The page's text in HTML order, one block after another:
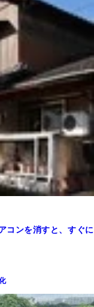
コンを消すと、すぐに